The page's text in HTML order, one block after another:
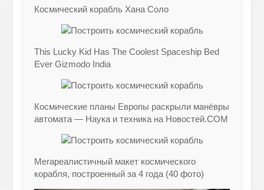
Космический корабль Хана Соло
This Lucky Kid Has The Coolest Spaceship Bed
Ever Gizmodo India
Космические планы Европы раскрыли манёвры
автомата — Наука и техника на Новостей.COM
Мегареалистичный макет космического
корабля, построенный за 4 года (40 фото)